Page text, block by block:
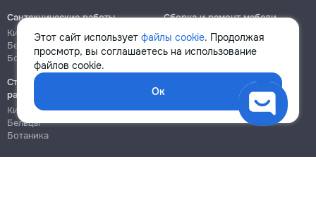
Этот сайт использует файлы cookie. Продолжая
просмотр, вы соглашаетесь на использование
файлов cookie.
Ок
Сантехнические работы
Кишинёв
Бельцы
Ботаника
Сборка и ремонт мебели
Кишинёв
Ботаника
Строительно-монтажные
работы
Кишинёв
Бельцы
Ботаника